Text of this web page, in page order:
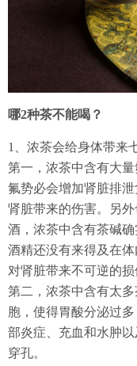
哪2种茶不能喝？
1、 浓茶会给身体带来
第一，浓茶中含有大
氟势必会增加肾脏排
肾脏带来的伤害。另
酒，浓茶中含有茶碱
酒精还没有来得及在
对肾脏带来不可逆的损
第二，浓茶中含有太
胞，使得胃酸分泌过
部炎症、充血和水肿
穿孔。